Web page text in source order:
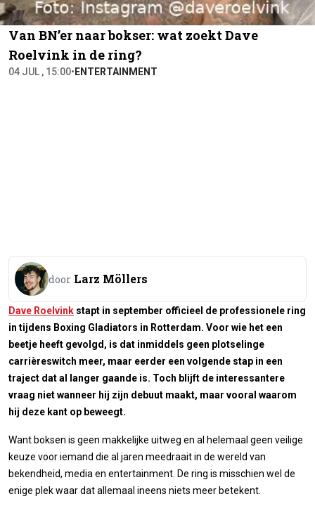
Van BN’er naar bokser: wat zoekt Dave
Roelvink in de ring?
04 JUL , 15:00• ENTERTAINMENT
door Larz Möllers
Dave Roelvink stapt in september officieel de professionele ring
in tijdens Boxing Gladiators in Rotterdam. Voor wie het een
beetje heeft gevolgd, is dat inmiddels geen plotselinge
carrièreswitch meer, maar eerder een volgende stap in een
traject dat al langer gaande is. Toch blijft de interessantere
vraag niet wanneer hij zijn debuut maakt, maar vooral waarom
hij deze kant op beweegt.
Want boksen is geen makkelijke uitweg en al helemaal geen veilige
keuze voor iemand die al jaren meedraait in de wereld van
bekendheid, media en entertainment. De ring is misschien wel de
enige plek waar dat allemaal ineens niets meer betekent.